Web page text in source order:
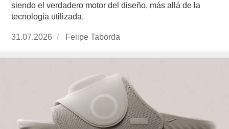
siendo el verdadero motor del diseño, más allá de la
tecnología utilizada.
Publicado
31.07.2026
https://www.experimenta.es/author/felipe-
Felipe Taborda